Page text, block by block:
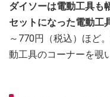
ダイソーは電動工具も
セットになった電動工
～770円（税込）ほど
動工具のコーナーを覗